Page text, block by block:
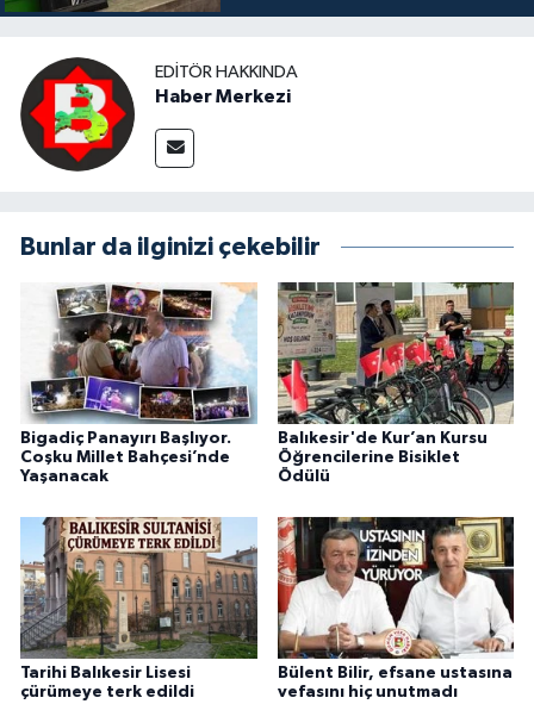
EDITÖR HAKKINDA
Haber Merkezi
Bunlar da ilginizi çekebilir
Bigadiç Panayırı Başlıyor.
Coşku Millet Bahçesi’nde
Yaşanacak
Balıkesir'de Kur’an Kursu
Öğrencilerine Bisiklet
Ödülü
Tarihi Balıkesir Lisesi
çürümeye terk edildi
Bülent Bilir, efsane ustasına
vefasını hiç unutmadı